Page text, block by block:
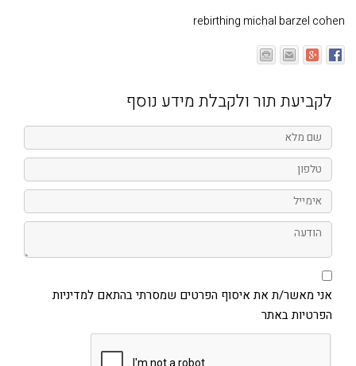
לקביעת תור ולקבלת מידע נוסף
שם
מלא
טלפון
אימייל
הודעה
אני
מאשר/ת
את
הפרטים
שמסרתי
אני מאשר/ת את איסוף הפרטים שמסרתי בהתאם למדיניות
הפרטיות באתר
rebirthing michal barzel cohen